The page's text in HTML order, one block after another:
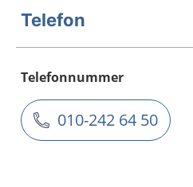
Telefon
Telefonnummer
010-242 64 50